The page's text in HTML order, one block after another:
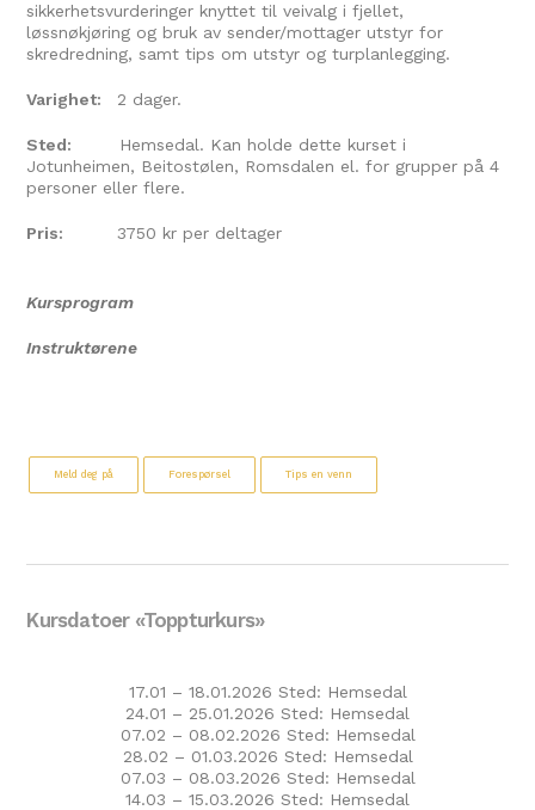
sikkerhetsvurderinger knyttet til veivalg i fjellet,
løssnøkjøring og bruk av sender/mottager utstyr for
skredredning, samt tips om utstyr og turplanlegging.
Varighet: 2 dager.
Sted: Hemsedal. Kan holde dette kurset i
Jotunheimen, Beitostølen, Romsdalen el. for grupper på 4
personer eller flere.
Pris: 3750 kr per deltager
Kursprogram
Instruktørene
Meld deg på Forespørsel Tips en venn
Kursdatoer «Toppturkurs»
17.01 – 18.01.2026 Sted: Hemsedal
24.01 – 25.01.2026 Sted: Hemsedal
07.02 – 08.02.2026 Sted: Hemsedal
28.02 – 01.03.2026 Sted: Hemsedal
07.03 – 08.03.2026 Sted: Hemsedal
14.03 – 15.03.2026 Sted: Hemsedal